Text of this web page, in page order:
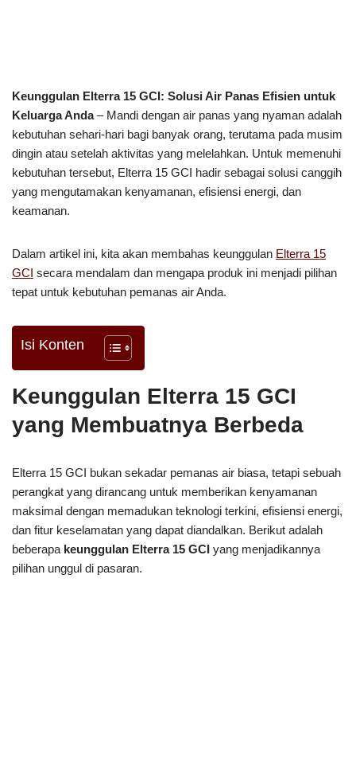
Keunggulan Elterra 15 GCI: Solusi Air Panas Efisien untuk
Keluarga Anda– Mandi dengan air panas yang nyaman adalah
kebutuhan sehari-hari bagi banyak orang, terutama pada musim
dingin atau setelah aktivitas yang melelahkan. Untuk memenuhi
kebutuhan tersebut, Elterra 15 GCI hadir sebagai solusi canggih
yang mengutamakan kenyamanan, efisiensi energi, dan
keamanan.
Dalam artikel ini, kita akan membahas keunggulan Elterra 15
GCI secara mendalam dan mengapa produk ini menjadi pilihan
tepat untuk kebutuhan pemanas air Anda.
Isi Konten
Keunggulan Elterra 15 GCI
yang Membuatnya Berbeda
Elterra 15 GCI bukan sekadar pemanas air biasa, tetapi sebuah
perangkat yang dirancang untuk memberikan kenyamanan
maksimal dengan memadukan teknologi terkini, efisiensi energi,
dan fitur keselamatan yang dapat diandalkan. Berikut adalah
beberapa keunggulan Elterra 15 GCI yang menjadikannya
pilihan unggul di pasaran.